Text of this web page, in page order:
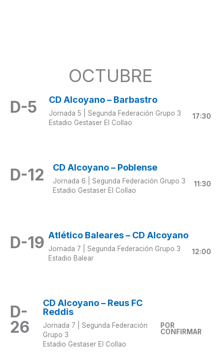
OCTUBRE
D-5 CD Alcoyano – Barbastro
Jornada 5 | Segunda Federación Grupo 3
Estadio Gestaser El Collao
17:30
D-12 CD Alcoyano– Poblense
Jornada 6 | Segunda Federación Grupo 3
Estadio Gestaser El Collao
11:30
D-19 Atlético Baleares – CD Alcoyano
Jornada 7 | Segunda Federación Grupo 3
Estadio Balear
12:00
D-
26
CD Alcoyano – Reus FC
Reddis
Jornada 7 | Segunda Federación
Grupo 3
Estadio Gestaser El Collao
POR
CONFIRMAR